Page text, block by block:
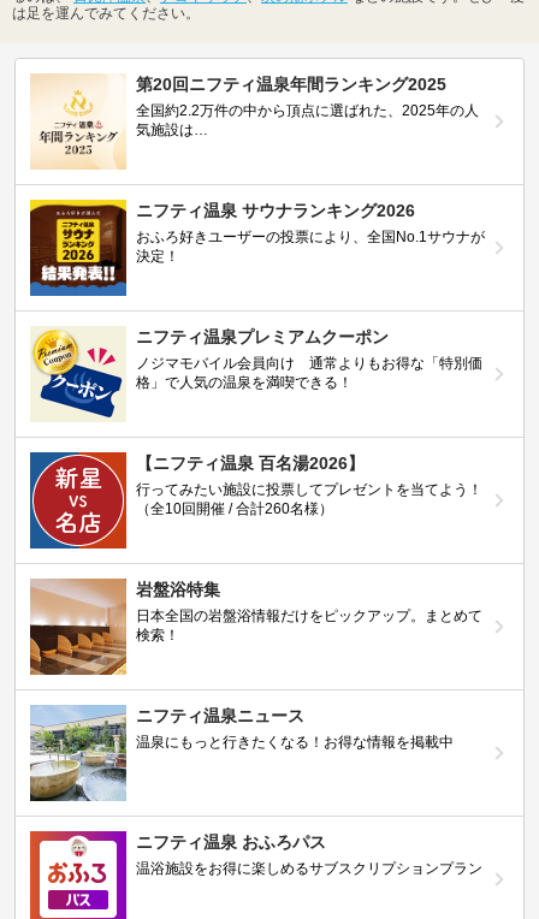
は足を運んでみてください。
第20回ニフティ温泉年間ランキング2025
全国約2.2万件の中から頂点に選ばれた、2025年の人
気施設は…
ニフティ温泉 サウナランキング2026
おふろ好きユーザーの投票により、全国No.1サウナが
決定！
ニフティ温泉プレミアムクーポン
ノジマモバイル会員向け 通常よりもお得な「特別価
格」で人気の温泉を満喫できる！
【ニフティ温泉 百名湯2026】
行ってみたい施設に投票してプレゼントを当てよう！
（全10回開催 / 合計260名様）
岩盤浴特集
日本全国の岩盤浴情報だけをピックアップ。まとめて
検索！
ニフティ温泉ニュース
温泉にもっと行きたくなる！お得な情報を掲載中
ニフティ温泉 おふろパス
温浴施設をお得に楽しめるサブスクリプションプラン